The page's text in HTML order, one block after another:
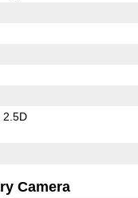
2.5D
Camera